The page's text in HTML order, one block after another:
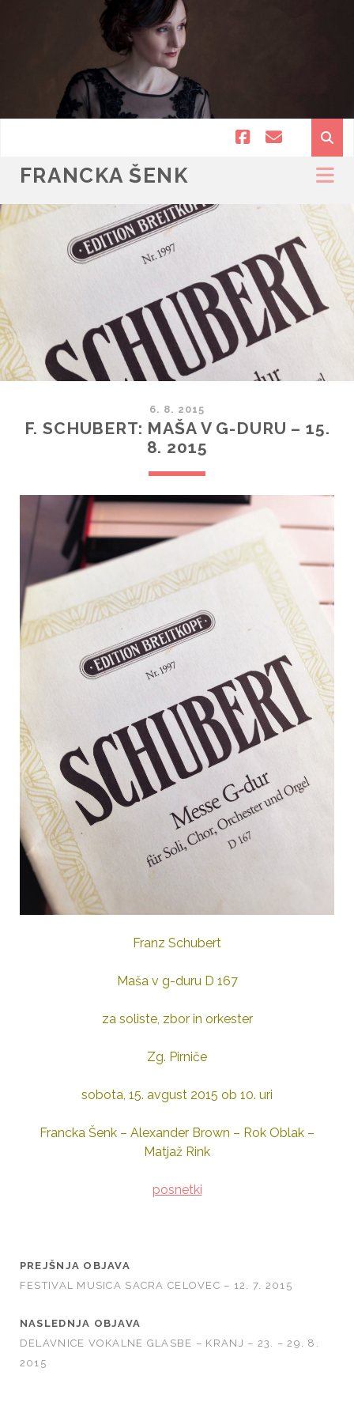
facebook
email
FRANCKA ŠENK
6. 8. 2015
F. SCHUBERT: MAŠA V G-DURU – 15.
8. 2015
Franz Schubert
Maša v g-duru D 167
za soliste, zbor in orkester
Zg. Pirniče
sobota, 15. avgust 2015 ob 10. uri
Francka Šenk – Alexander Brown – Rok Oblak –
Matjaž Rink
posnetki
PREJŠNJA OBJAVA
FESTIVAL MUSICA SACRA CELOVEC – 12. 7. 2015
NASLEDNJA OBJAVA
DELAVNICE VOKALNE GLASBE – KRANJ – 23. – 29. 8.
2015